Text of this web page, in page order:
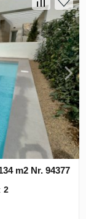
m2 Nr. 94377
2